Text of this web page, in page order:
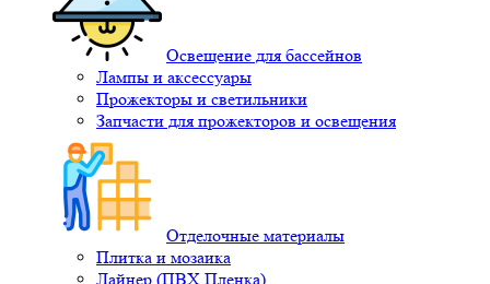
Освещение для бассейнов
Лампы и аксессуары
Прожекторы и светильники
Запчасти для прожекторов и освещения
Отделочные материалы
Плитка и мозаика
Лайнер (ПВХ Пленка)